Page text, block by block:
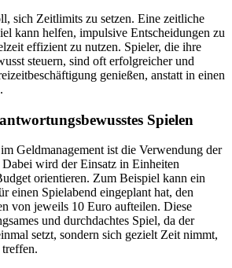
sich Zeitlimits zu setzen. Eine zeitliche
kann helfen, impulsive Entscheidungen zu
effizient zu nutzen. Spieler, die ihre
steuern, sind oft erfolgreicher und
genießen, anstatt in einen
Spielen
Geldmanagement ist die Verwendung der
Dabei wird der Einsatz in Einheiten
orientieren. Zum Beispiel kann ein
einen Spielabend eingeplant hat, den
von jeweils 10 Euro aufteilen. Diese
und durchdachtes Spiel, da der
setzt, sondern sich gezielt Zeit nimmt,